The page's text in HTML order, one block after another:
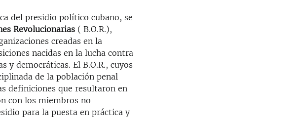
del presidio político cubano, se
Revolucionarias ( B.O.R.),
creadas en la
nacidas en la lucha contra
y democráticas. El B.O.R., cuyos
de la población penal
definiciones que resultaron en
con los miembros no
para la puesta en práctica y